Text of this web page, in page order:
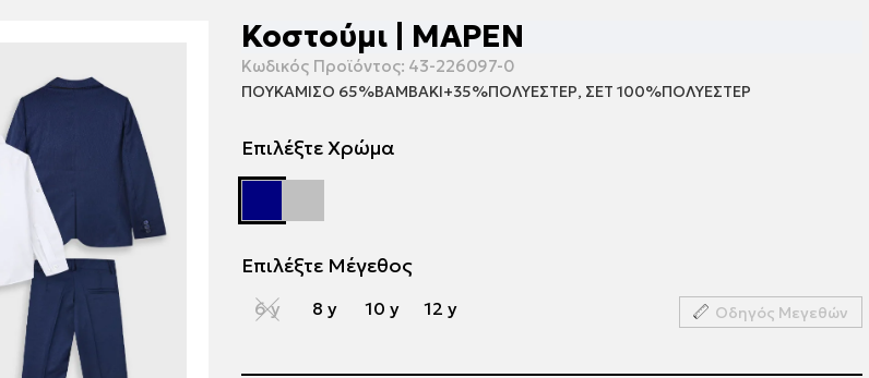
Κοστούμι | ΜΑΡΕΝ
Κωδικός Προϊόντος: 43-226097-0
ΠΟΥΚΑΜΙΣΟ 65%ΒΑΜΒΑΚΙ+35%ΠΟΛΥΕΣΤΕΡ, ΣΕΤ 100%ΠΟΛΥΕΣΤΕΡ
Επιλέξτε Χρώμα
Επιλέξτε Μέγεθος
6 y 8 y 10 y 12 y Οδηγός Μεγεθών